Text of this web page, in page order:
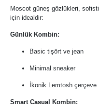
Moscot güneş gözlükleri,
için idealdir:
Günlük Kombin:
Basic tişört ve jean
Minimal sneaker
İkonik Lemtosh çerçeve
Smart Casual Kombin: